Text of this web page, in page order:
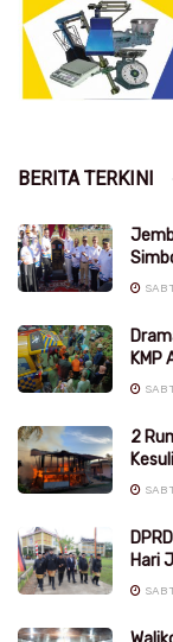
BERITA TERKINI
KMP
2
Hari